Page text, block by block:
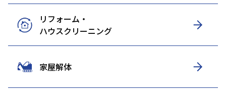
リフォーム・
ハウスクリーニング
家屋解体